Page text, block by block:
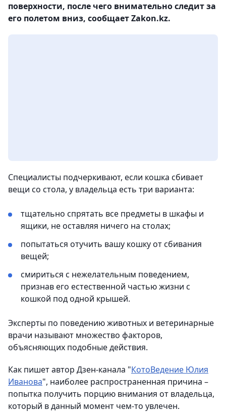
поверхности, после чего внимательно следит за
его полетом вниз, сообщает Zakon.kz.
Специалисты подчеркивают, если кошка сбивает
вещи со стола, у владельца есть три варианта:
тщательно спрятать все предметы в шкафы и
ящики, не оставляя ничего на столах;
попытаться отучить вашу кошку от сбивания
вещей;
смириться с нежелательным поведением,
признав его естественной частью жизни с
кошкой под одной крышей.
Эксперты по поведению животных и ветеринарные
врачи называют множество факторов,
объясняющих подобные действия.
Как пишет автор Дзен-канала "КотоВедение Юлия
Иванова", наиболее распространенная причина –
попытка получить порцию внимания от владельца,
который в данный момент чем-то увлечен.